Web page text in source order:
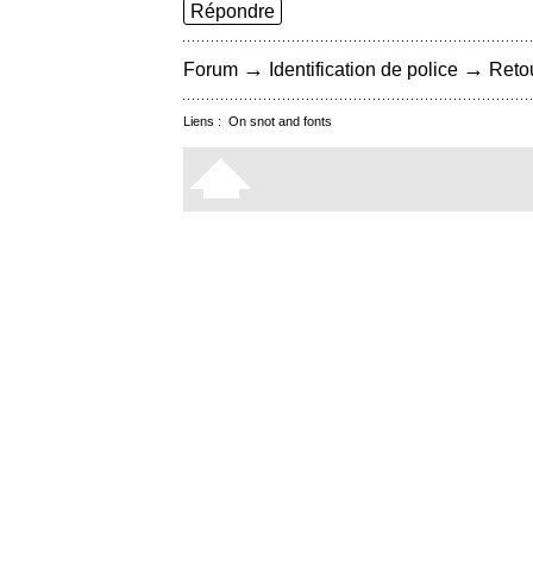
Répondre
Forum → Identification de police →
Liens : On snot and fonts